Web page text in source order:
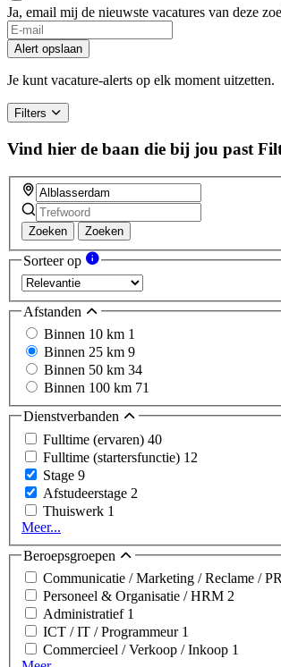
Ja, email mij de nieuwste vacatures van deze
Alert opslaan
Je kunt vacature-alerts op elk moment uitzetten.
Filters
Vind hier de baan die bij jou past
Zoeken Zoeken
Sorteer op
Afstanden
Binnen 10 km 1
Binnen 25 km 9
Binnen 50 km 34
Binnen 100 km 71
Dienstverbanden
Fulltime (ervaren) 40
Fulltime (startersfunctie) 12
Stage 9
Afstudeerstage 2
Thuiswerk 1
Meer...
Beroepsgroepen
Communicatie / Marketing / Reclame /
Personeel & Organisatie / HRM 2
Administratief 1
ICT / IT / Programmeur 1
Commercieel / Verkoop / Inkoop 1